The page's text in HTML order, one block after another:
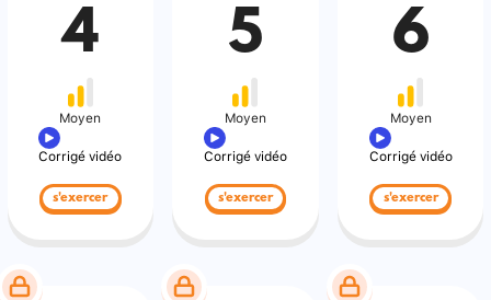
4
Moyen
Corrigé vidéo
s'exercer
5
Moyen
Corrigé vidéo
s'exercer
6
Moyen
Corrigé vidéo
s'exercer